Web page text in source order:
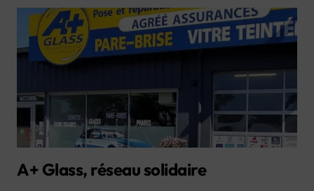
A+ Glass, réseau solidaire